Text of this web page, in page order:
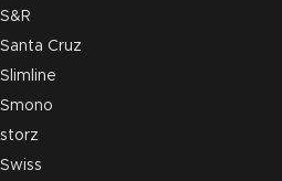
S&R
Santa Cruz
Slimline
Smono
storz
Swiss